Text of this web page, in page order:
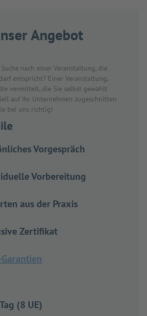
Angebot
nach einer Veranstaltung, die
entspricht? Einer Veranstaltung,
vermittelt, die Sie selbst gewählt
auf Ihr Unternehmen zugeschnitten
bei uns richtig!
Vorgespräch
Vorbereitung
aus der Praxis
Zertifikat
(8 UE)